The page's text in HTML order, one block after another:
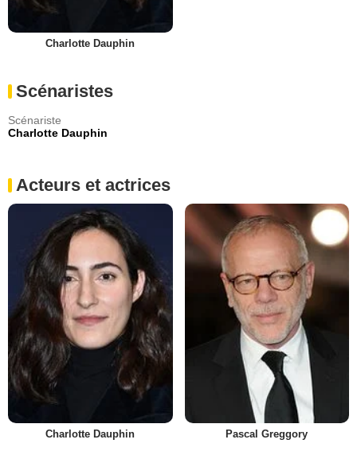
Charlotte Dauphin
Scénaristes
Scénariste
Charlotte Dauphin
Acteurs et actrices
Charlotte Dauphin Pascal Greggory